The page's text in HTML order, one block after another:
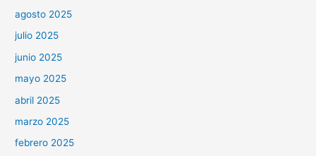
agosto 2025
julio 2025
junio 2025
mayo 2025
abril 2025
marzo 2025
febrero 2025